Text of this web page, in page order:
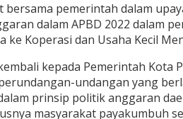
bersama pemerintah dalam
dalam APBD 2022 dalam
ke Koperasi dan Usaha Kecil
kepada Pemerintah
undangan yang
prinsip politik anggaran
masyarakat payakumbuh